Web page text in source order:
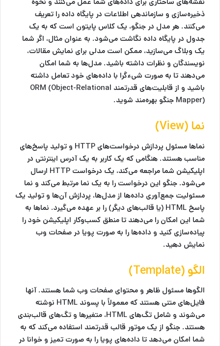
ذخیره‌سازی و سازماندهی اطلاعات در پایگاه داده را تعریف
می‌کنند. هر مدل در جنگو، یک کلاس پایتون است که به یک
جدول در پایگاه داده نگاشت می‌شود. به عنوان مثال، اگر شما
یک وبلاگ می‌سازید، ممکن است مدلی برای نمایش مقالات،
نویسندگان و نظرات داشته باشید. مدل‌ها به شما امکان
می‌دهند تا به صورت شیء‌گرا با داده‌های خود تعامل داشته
باشید و از قابلیت‌های قدرتمند ORM (Object-Relational
Mapper) جنگو بهره‌مند شوید.
نما (View)
نماها مسئول پردازش درخواست‌های HTTP و تولید پاسخ‌های
مناسب هستند. هنگامی که یک کاربر به یک آدرس اینترنتی در
اپلیکیشن شما مراجعه می‌کند، یک درخواست HTTP ارسال
می‌شود. جنگو این درخواست را به یک نما مرتبط می‌کند و نما
مسئولیت جمع‌آوری داده‌ها از مدل‌ها، پردازش آن‌ها و تولید یک
پاسخ HTML (یا قالب‌های دیگر) را بر عهده می‌گیرد. نماها به
شما این امکان را می‌دهند تا منطق کسب‌وکار اپلیکیشن خود را
پیاده‌سازی کنید و داده‌ها را به صورت پویا در صفحات وب
نمایش دهید.
الگو (Template)
الگوها مسئول ظاهر و محتوای صفحات وب شما هستند. آنها
فایل‌های متنی هستند که معمولاً با پسوند HTML نوشته
می‌شوند و شامل تگ‌های HTML، متغیرها و تگ‌های قالب‌بندی
هستند. جنگو از یک موتور قالب قدرتمند استفاده می‌کند که به
شما امکان می‌دهد تا داده‌های پویا را به صورت تمیز و خوانا در